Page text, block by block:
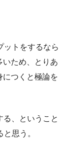
ットをするなら
いため、とりあ
につくと極論を
、ということ
思う。